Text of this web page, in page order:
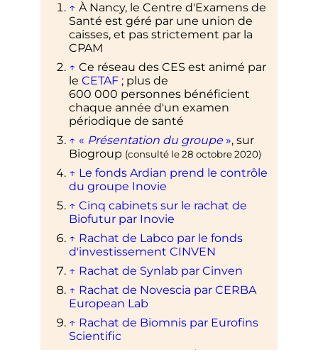
↑ À Nancy, le Centre d'Examens de
Santé est géré par une union de
caisses, et pas strictement par la
CPAM
↑ Ce réseau des CES est animé par
le CETAF ; plus de
600 000 personnesbénéficient
chaque année d'un examen
périodique de santé
↑ « Présentation du groupe », sur
Biogroup (consulté le28 octobre 2020)
↑ Le fonds Ardian prend le contrôle
du groupe Inovie
↑ Cinq cabinets sur le rachat de
Biofutur par Inovie
↑ Rachat de Labco par le fonds
d'investissement CINVEN
↑ Rachat de Synlab par Cinven
↑ Rachat de Novescia par CERBA
European Lab
↑ Rachat de Biomnis par Eurofins
Scientific